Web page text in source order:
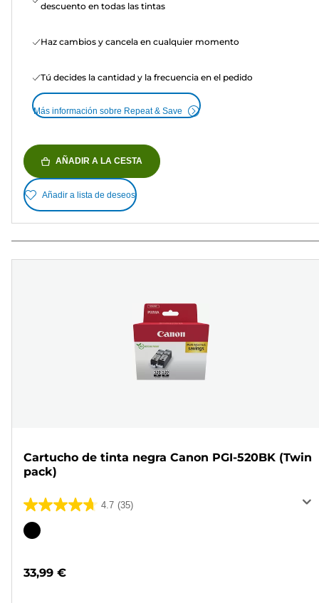
descuento en todas las tintas
Haz cambios y cancela en cualquier momento
Tú decides la cantidad y la frecuencia en el pedido
Más información sobre Repeat & Save
AÑADIR A LA CESTA
Añadir a lista de deseos
Cartucho de tinta negra Canon PGI-520BK (Twin
pack)
4.7 (35)
4.7
de
35
Cartucho
33,99 €